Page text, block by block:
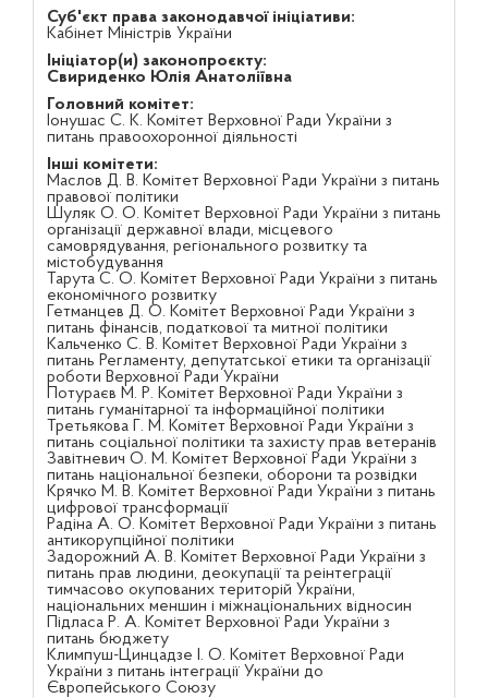
Суб'єкт права законодавчої ініціативи:
Кабінет Міністрів України
Ініціатор(и) законопроєкту:
Свириденко Юлія Анатоліївна
Головний комітет:
Іонушас С. К. Комітет Верховної Ради України з
питань правоохоронної діяльності
Інші комітети:
Маслов Д. В. Комітет Верховної Ради України з питань
правової політики
Шуляк О. О. Комітет Верховної Ради України з питань
організації державної влади, місцевого
самоврядування, регіонального розвитку та
містобудування
Тарута С. О. Комітет Верховної Ради України з питань
економічного розвитку
Гетманцев Д. О. Комітет Верховної Ради України з
питань фінансів, податкової та митної політики
Кальченко С. В. Комітет Верховної Ради України з
питань Регламенту, депутатської етики та організації
роботи Верховної Ради України
Потураєв М. Р. Комітет Верховної Ради України з
питань гуманітарної та інформаційної політики
Третьякова Г. М. Комітет Верховної Ради України з
питань соціальної політики та захисту прав ветеранів
Завітневич О. М. Комітет Верховної Ради України з
питань національної безпеки, оборони та розвідки
Крячко М. В. Комітет Верховної Ради України з питань
цифрової трансформації
Радіна А. О. Комітет Верховної Ради України з питань
антикорупційної політики
Задорожний А. В. Комітет Верховної Ради України з
питань прав людини, деокупації та реінтеграції
тимчасово окупованих територій України,
національних меншин і міжнаціональних відносин
Підласа Р. А. Комітет Верховної Ради України з
питань бюджету
Климпуш-Цинцадзе І. О. Комітет Верховної Ради
України з питань інтеграції України до
Європейського Союзу